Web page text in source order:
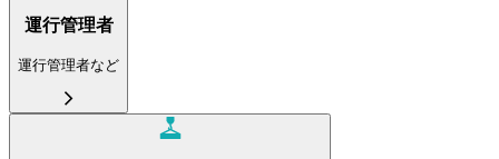
運行管理者
運行管理者など